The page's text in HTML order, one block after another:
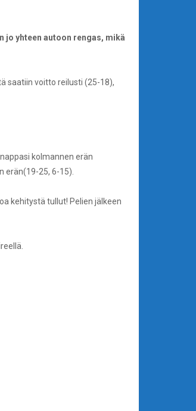
jo yhteen autoon rengas, mikä
saatiin voitto reilusti (25-18),
kolmannen erän
erän(19-25, 6-15).
kehitystä tullut! Pelien jälkeen